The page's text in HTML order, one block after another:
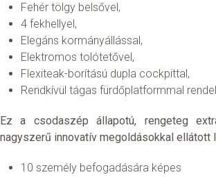
Fehér tölgy belsővel,
4 fekhellyel,
Elegáns kormányállással,
Elektromos tolótetővel,
Flexiteak-borítású dupla cockpittal,
Rendkívül tágas fürdőplatformmal
Ez a csodaszép állapotú, rengeteg
nagyszerű innovatív megoldásokkal ellátott
10 személy befogadására képes